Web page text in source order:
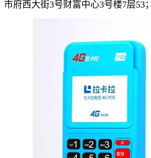
市府西大街3号财富中心3号楼7层53；